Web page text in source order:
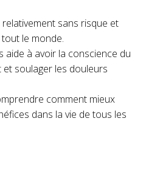
sans risque et
le monde.
aide à avoir la conscience du
et soulager les douleurs
comment mieux
dans la vie de tous les